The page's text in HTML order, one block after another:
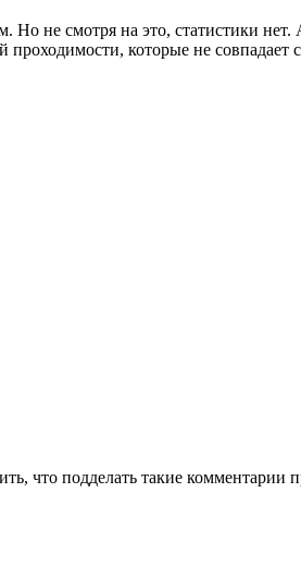
не смотря на это, статистики нет.
которые не совпадает
что подделать такие